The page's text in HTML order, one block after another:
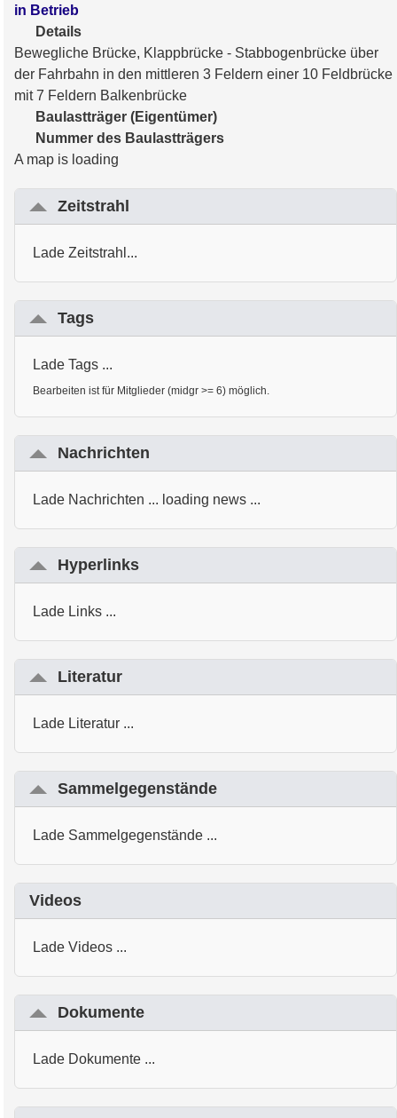
in Betrieb
Details
Bewegliche Brücke, Klappbrücke - Stabbogenbrücke über
der Fahrbahn in den mittleren 3 Feldern einer 10 Feldbrücke
mit 7 Feldern Balkenbrücke
Baulastträger (Eigentümer)
Nummer des Baulastträgers
A map is loading
Zeitstrahl
Lade Zeitstrahl...
Tags
Lade Tags ...
Bearbeiten ist für Mitglieder (midgr >= 6) möglich.
Nachrichten
Lade Nachrichten ... loading news ...
Hyperlinks
Lade Links ...
Literatur
Lade Literatur ...
Sammelgegenstände
Lade Sammelgegenstände ...
Videos
Lade Videos ...
Dokumente
Lade Dokumente ...